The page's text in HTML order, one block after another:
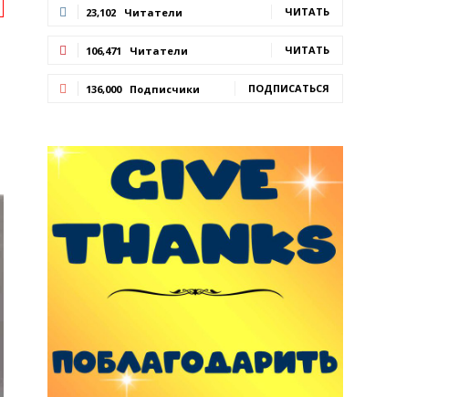
23,102 Читатели ЧИТАТЬ
106,471 Читатели ЧИТАТЬ
136,000 Подписчики ПОДПИСАТЬСЯ